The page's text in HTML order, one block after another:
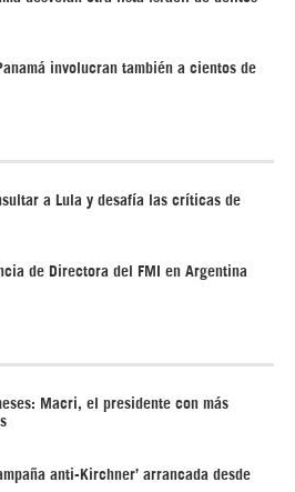
involucran también a cientos de
a Lula y desafía las críticas de
de Directora del FMI en Argentina
Macri, el presidente con más
anti-Kirchner’ arrancada desde